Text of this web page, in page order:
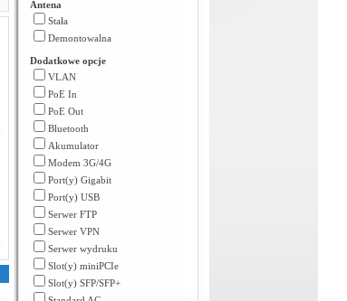
Antena
Stała
Demontowalna
Dodatkowe opcje
VLAN
PoE In
PoE Out
Bluetooth
Akumulator
Modem 3G/4G
Port(y) Gigabit
Port(y) USB
Serwer FTP
Serwer VPN
Serwer wydruku
Slot(y) miniPCIe
Slot(y) SFP/SFP+